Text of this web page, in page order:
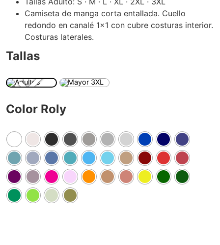
Camiseta de manga corta entallada. Cuello
redondo en canalé 1×1 con cubre costuras interior.
Costuras laterales.
Tallas
Color Roly